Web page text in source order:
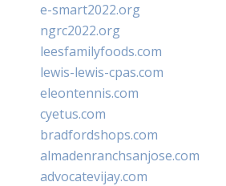
e-smart2022.org
ngrc2022.org
leesfamilyfoods.com
lewis-lewis-cpas.com
eleontennis.com
cyetus.com
bradfordshops.com
almadenranchsanjose.com
advocatevijay.com